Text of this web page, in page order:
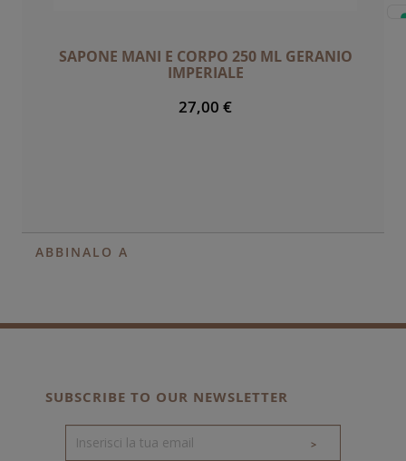
SAPONE MANI E CORPO 250 ML GERANIO
IMPERIALE
27,00 €
ABBINALO A
SUBSCRIBE TO OUR NEWSLETTER
>